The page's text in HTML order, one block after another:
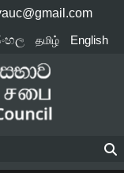
தமிழ் English